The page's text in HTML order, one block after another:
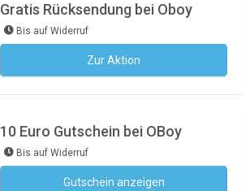
Gratis Rücksendung bei Oboy
Bis auf Widerruf
Zur Aktion
10 Euro Gutschein bei OBoy
Bis auf Widerruf
Gutschein anzeigen